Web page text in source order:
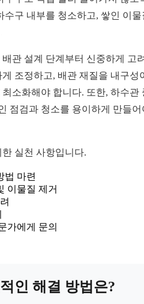
구 내부를 청소하고, 쌓인 이물
관 설계 단계부터 신중하게 고
조정하고, 배관 재질을 내구성
소화해야 합니다. 또한, 하수관
점검과 청소를 용이하게 만들어
실천 사항입니다.
법 마련
이물질 제거
가에게 문의
인 해결 방법은?